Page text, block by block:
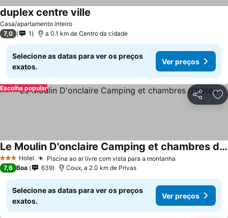
Casa/apartamento inteiro
duplex centre ville
7,0 1 a 0.1 km de Centro da cidade
Selecione as datas para ver os preços
exatos.
Ver preços
Partilhar
Escolha popular
3 EstrelasHotel Piscina ao ar livre com vista para a montanha
Le Moulin D'onclaire Camping et chambres d'hôtes
7,6 Boa 639 Coux, a 2.0 km de Privas
Selecione as datas para ver os preços
exatos.
Ver preços